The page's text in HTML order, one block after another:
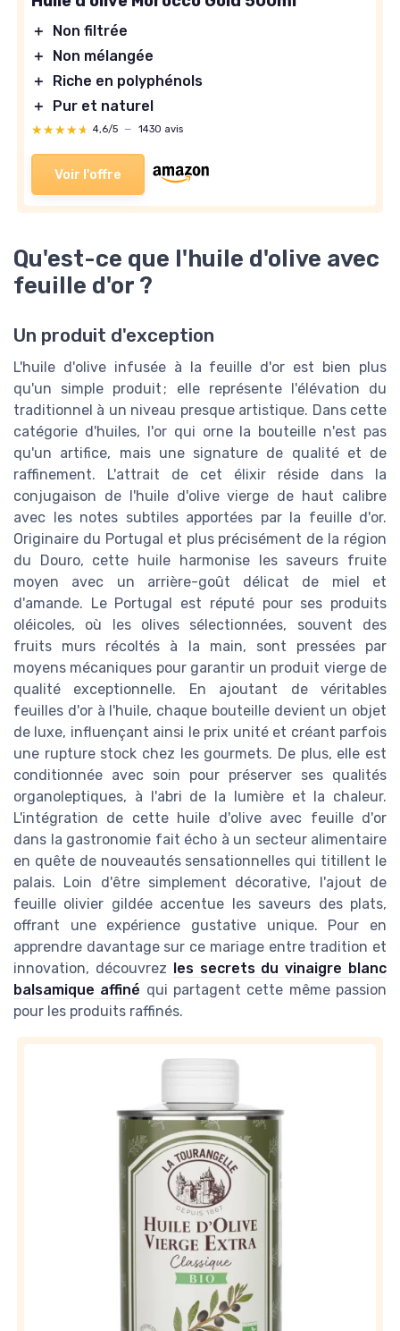
＋
Non filtrée
＋
Non mélangée
＋
Riche en polyphénols
＋
Pur et naturel
★★★★★
★★★★★ 4,6/5 — 1430 avis
Voir l'offre
Qu'est-ce que l'huile d'olive avec
feuille d'or ?
Un produit d'exception
L'huile d'olive infusée à la feuille d'or est bien plus
qu'un simple produit ; elle représente l'élévation du
traditionnel à un niveau presque artistique. Dans cette
catégorie d'huiles, l'or qui orne la bouteille n'est pas
qu'un artifice, mais une signature de qualité et de
raffinement. L'attrait de cet élixir réside dans la
conjugaison de l'huile d'olive vierge de haut calibre
avec les notes subtiles apportées par la feuille d'or.
Originaire du Portugal et plus précisément de la région
du Douro, cette huile harmonise les saveurs fruite
moyen avec un arrière-goût délicat de miel et
d'amande. Le Portugal est réputé pour ses produits
oléicoles, où les olives sélectionnées, souvent des
fruits murs récoltés à la main, sont pressées par
moyens mécaniques pour garantir un produit vierge de
qualité exceptionnelle. En ajoutant de véritables
feuilles d'or à l'huile, chaque bouteille devient un objet
de luxe, influençant ainsi le prix unité et créant parfois
une rupture stock chez les gourmets. De plus, elle est
conditionnée avec soin pour préserver ses qualités
organoleptiques, à l'abri de la lumière et la chaleur.
L'intégration de cette huile d'olive avec feuille d'or
dans la gastronomie fait écho à un secteur alimentaire
en quête de nouveautés sensationnelles qui titillent le
palais. Loin d'être simplement décorative, l'ajout de
feuille olivier gildée accentue les saveurs des plats,
offrant une expérience gustative unique. Pour en
apprendre davantage sur ce mariage entre tradition et
innovation, découvrez les secrets du vinaigre blanc
balsamique affiné qui partagent cette même passion
pour les produits raffinés.